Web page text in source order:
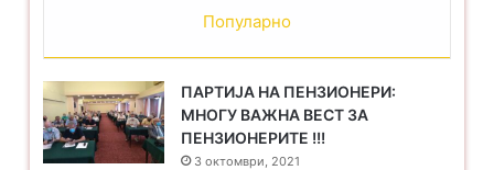
Популарно
ПАРТИЈА НА ПЕНЗИОНЕРИ:
МНОГУ ВАЖНА ВЕСТ ЗА
ПЕНЗИОНЕРИТЕ !!!
3 октомври, 2021